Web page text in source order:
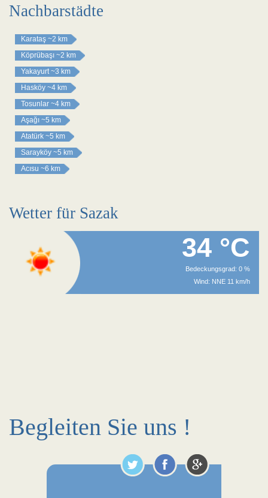
Nachbarstädte
Karataş ~2 km
Köprübaşı ~2 km
Yakayurt ~3 km
Hasköy ~4 km
Tosunlar ~4 km
Aşağı ~5 km
Atatürk ~5 km
Sarayköy ~5 km
Acısu ~6 km
Wetter für Sazak
34 °C
Bedeckungsgrad: 0 %
Wind: NNE 11 km/h
Begleiten Sie uns !